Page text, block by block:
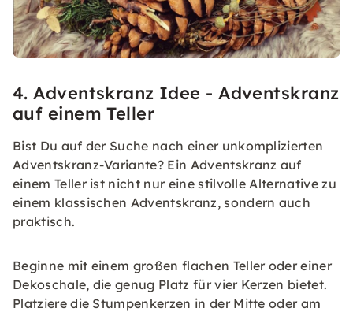
4. Adventskranz Idee - Adventskranz
auf einem Teller
Bist Du auf der Suche nach einer unkomplizierten
Adventskranz-Variante? Ein Adventskranz auf
einem Teller ist nicht nur eine stilvolle Alternative zu
einem klassischen Adventskranz, sondern auch
praktisch.
Beginne mit einem großen flachen Teller oder einer
Dekoschale, die genug Platz für vier Kerzen bietet.
Platziere die Stumpenkerzen in der Mitte oder am